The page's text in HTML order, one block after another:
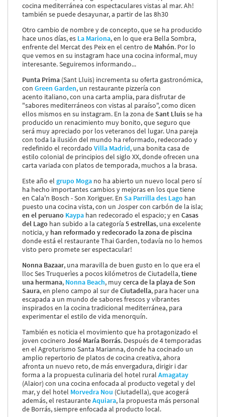
cocina mediterránea con espectaculares vistas al mar. Ah!
también se puede desayunar, a partir de las 8h30
Otro cambio de nombre y de concepto, que se ha producido
hace unos días, es La Mariona, en lo que era Bella Sombra,
enfrente del Mercat des Peix en el centro de Mahón. Por lo
que vemos en su instagram hace una cocina informal, muy
interesante. Seguiremos informando...
Punta Prima (Sant Lluis) incrementa su oferta gastronómica,
conGreen Garden, un restaurante pizzería con
acento italiano, con una carta amplia, para disfrutar de
"sabores mediterráneos con vistas al paraíso", como dicen
ellos mismos en su instagram. En la zona de Sant Lluisse ha
producido un renacimiento muy bonito, que seguro que
será muy apreciado por los veteranos del lugar. Una pareja
con toda la ilusión del mundo ha reformado, redecorado y
redefinido el recordadoVilla Madrid, una bonita casa de
estilo colonial de principios del siglo XX, donde ofrecen una
carta variada con platos de temporada, muchos a la brasa.
Este año elgrupo Moga no ha abierto un nuevo local pero sí
ha hecho importantes cambios y mejoras en los que tiene
en Cala'n Bosch - Son Xoriguer. EnSa Parrilla des Lago han
puesto una cocina vista, con un Josper con carbón de la isla;
en el peruano Kaypa han redecorado el espacio; y enCasas
del Lago han subido a la categoría5 estrellas, una excelente
noticia, y han reformado y redecorado la zona de piscina
donde está el restaurante Thai Garden, todavía no lo hemos
visto pero promete ser espectacular!
Nonna Bazaar, una maravilla de buen gusto en lo que era el
lloc Ses Truquerìes a pocos kilómetros de Ciutadella,tiene
una hermana, Nonna Beach, muycerca de la playa de Son
Saura, en pleno campo al sur deCiutadella, para hacer una
escapada a un mundo de sabores frescos y vibrantes
inspirados en la cocina tradicional mediterránea, para
experimentar el estilo de vida menorquín.
También es noticia el movimiento que ha protagonizado el
joven cocineroJosé María Borrás. Después de 4 temporadas
en el Agroturismo Santa Marianna, donde ha cocinado un
amplio repertorio de platos de cocina creativa, ahora
afronta un nuevo reto, de más envergadura, dirigir i dar
forma a la propuesta culinaria del hotel ruralAmagatay
(Alaior) con una cocina enfocada al producto vegetal y del
mar, y del hotel Morvedra Nou (Ciutadella), que acogerá
además, el restauranteAquiara, la propuesta más personal
de Borrás, siempre enfocada al producto local.